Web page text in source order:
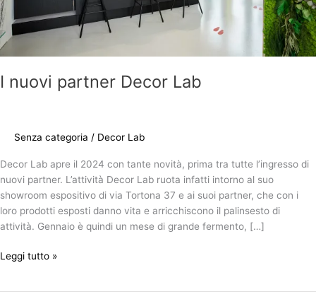
I nuovi partner Decor Lab
Senza categoria / Decor Lab
Decor Lab apre il 2024 con tante novità, prima tra tutte l’ingresso di
nuovi partner. L’attività Decor Lab ruota infatti intorno al suo
showroom espositivo di via Tortona 37 e ai suoi partner, che con i
loro prodotti esposti danno vita e arricchiscono il palinsesto di
attività. Gennaio è quindi un mese di grande fermento, […]
Leggi tutto »